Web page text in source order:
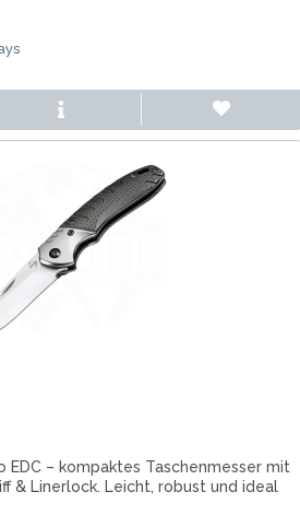
EDC – kompaktes Taschenmesser mit
& Linerlock. Leicht, robust und ideal